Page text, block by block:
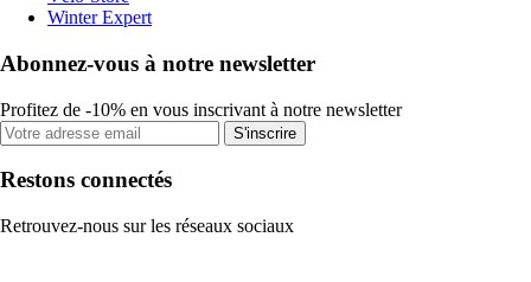
Winter Expert
Abonnez-vous à notre newsletter
Profitez de -10% en vous inscrivant à notre newsletter
S'inscrire
Restons connectés
Retrouvez-nous sur les réseaux sociaux